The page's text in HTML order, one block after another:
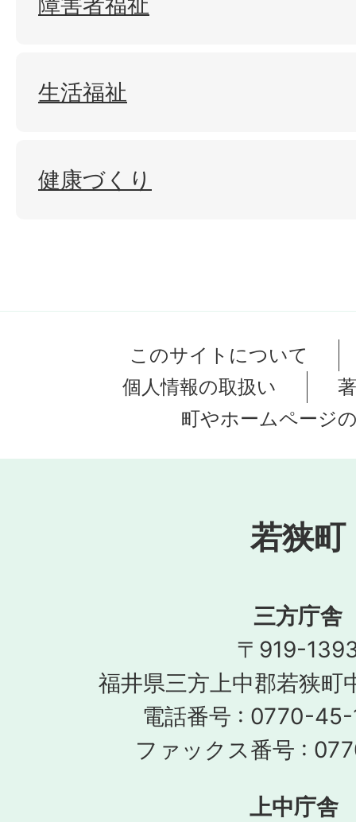
生活福祉
健康づくり
このサイトについて
個人情報の取扱い
町やホームページ
若狭町
三方庁舎
〒919-
福井県三方上中郡若狭町
電話番号 : 0770-45-
ファックス番号 :
上中庁舎